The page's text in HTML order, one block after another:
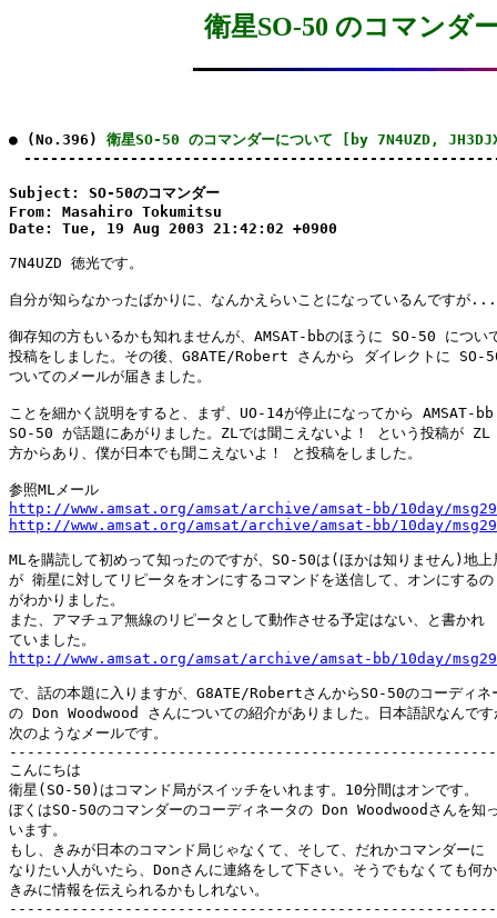
衛星SO-50 のコマンダ
● (No.396) 衛星SO-50 のコマンダーについて [by 7N4UZD,
Subject: SO-50のコマンダー
From: Masahiro Tokumitsu
Date: Tue, 19 Aug 2003 21:42:02 +0900
7N4UZD 徳光です。
自分が知らなかったばかりに、なんかえらいことになっているんですが
御存知の方もいるかも知れませんが、AMSAT-bbのほうに SO-50 につい
投稿をしました。その後、G8ATE/Robert さんから ダイレクトに SO-
ついてのメールが届きました。
ことを細かく説明をすると、まず、UO-14が停止になってから AMSAT-
SO-50 が話題にあがりました。ZLでは聞こえないよ！ という投稿が
方からあり、僕が日本でも聞こえないよ！ と投稿をしました。
http://www.amsat.org/amsat/archive/amsat-bb/10day/
http://www.amsat.org/amsat/archive/amsat-bb/10day/
MLを購読して初めって知ったのですが、SO-50は(ほかは知りません)地上
が 衛星に対してリピータをオンにするコマンドを送信して、オンにするの
がわかりました。
また、アマチュア無線のリピータとして動作させる予定はない、と書かれ
http://www.amsat.org/amsat/archive/amsat-bb/10day/
で、話の本題に入りますが、G8ATE/RobertさんからSO-50のコーディネ
の Don Woodwood さんについての紹介がありました。日本語訳なんです
次のようなメールです。
こんにちは
衛星(SO-50)はコマンド局がスイッチをいれます。10分間はオンです。
ぼくはSO-50のコマンダーのコーディネータの Don Woodwoodさんを知
います。
もし、きみが日本のコマンド局じゃなくて、そして、だれかコマンダーに
なりたい人がいたら、Donさんに連絡をして下さい。そうでもなくても何か
きみに情報を伝えられるかもしれない。